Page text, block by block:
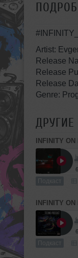
Artist:
Release
Release
Release
Genre:
ДРУГИЕ
INFINITY
Подкаст
INFINITY
Подкаст